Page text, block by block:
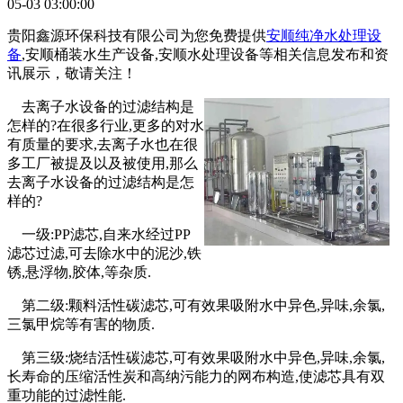
05-03 03:00:00
贵阳鑫源环保科技有限公司为您免费提供安顺纯净水处理设
备,安顺桶装水生产设备,安顺水处理设备等相关信息发布和资
讯展示，敬请关注！
去离子水设备的过滤结构是
怎样的?在很多行业,更多的对水
有质量的要求,去离子水也在很
多工厂被提及以及被使用,那么
去离子水设备的过滤结构是怎
样的?
一级:PP滤芯,自来水经过PP
滤芯过滤,可去除水中的泥沙,铁
锈,悬浮物,胶体,等杂质.
第二级:颗料活性碳滤芯,可有效果吸附水中异色,异味,余氯,
三氯甲烷等有害的物质.
第三级:烧结活性碳滤芯,可有效果吸附水中异色,异味,余氯,
长寿命的压缩活性炭和高纳污能力的网布构造,使滤芯具有双
重功能的过滤性能.